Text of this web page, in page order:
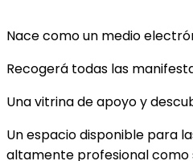
Nace como un medio
Recogerá todas las
Una vitrina de apoyo y
Un espacio disponible para
altamente profesional como